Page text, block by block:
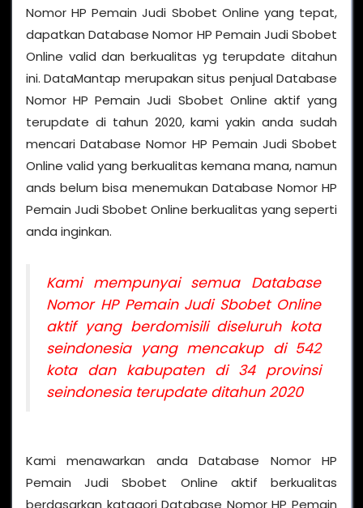
Nomor HP Pemain Judi Sbobet Online yang tepat,
dapatkan Database Nomor HP Pemain Judi Sbobet
Online valid dan berkualitas yg terupdate ditahun
ini. DataMantap merupakan situs penjual Database
Nomor HP Pemain Judi Sbobet Online aktif yang
terupdate di tahun 2020, kami yakin anda sudah
mencari Database Nomor HP Pemain Judi Sbobet
Online valid yang berkualitas kemana mana, namun
ands belum bisa menemukan Database Nomor HP
Pemain Judi Sbobet Online berkualitas yang seperti
anda inginkan.
Kami mempunyai semua Database
Nomor HP Pemain Judi Sbobet Online
aktif yang berdomisili diseluruh kota
seindonesia yang mencakup di 542
kota dan kabupaten di 34 provinsi
seindonesia terupdate ditahun 2020
Kami menawarkan anda Database Nomor HP
Pemain Judi Sbobet Online aktif berkualitas
berdasarkan katagori Database Nomor HP Pemain